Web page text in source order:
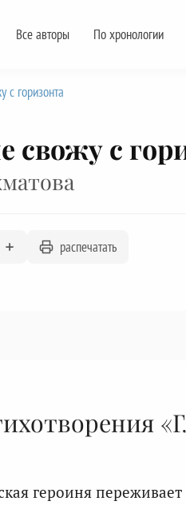
Все авторы По хронологии
с горизонта
свожу с
распечатать
героиня